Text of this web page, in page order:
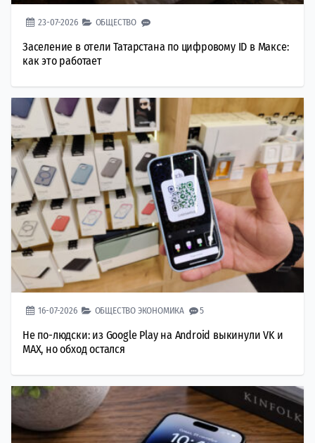
23-07-2026 ОБЩЕСТВО
Заселение в отели Татарстана по цифровому ID в Максе:
как это работает
16-07-2026 ОБЩЕСТВО ЭКОНОМИКА 5
Не по-людски: из Google Play на Android выкинули VK и
MAX, но обход остался